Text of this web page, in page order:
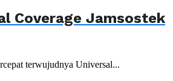
Coverage Jamsostek
terwujudnya Universal...